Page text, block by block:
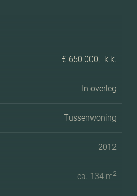
€ 650.000,- k.k.
In overleg
Tussenwoning
2012
ca. 134 m2